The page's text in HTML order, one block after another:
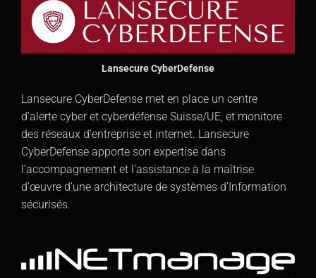
Lansecure CyberDefense
Lansecure CyberDefense met en place un centre
d’alerte cyber et cyberdéfense Suisse/UE, et monitore
des réseaux d’entreprise et internet. Lansecure
CyberDefense apporte son expertise dans
l’accompagnement et l’assistance à la maîtrise
d’œuvre d’une architecture de systèmes d’Information
sécurisés.